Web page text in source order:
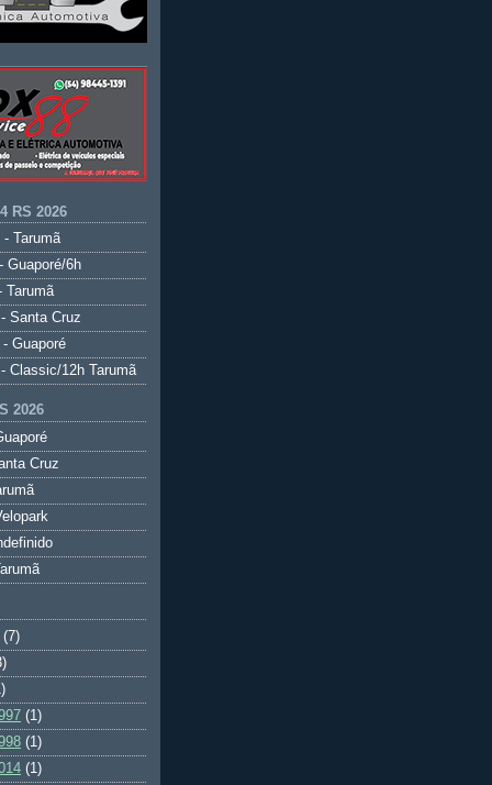
RS 2026
- Tarumã
Guaporé/6h
Tarumã
Santa Cruz
Guaporé
Classic/12h Tarumã
2026
Cruz
(7)
(1)
(1)
(1)